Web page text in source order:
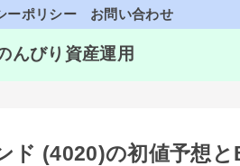
ーポリシー お問い合わせ
んびり資産運用
ド (4020)の初値予想